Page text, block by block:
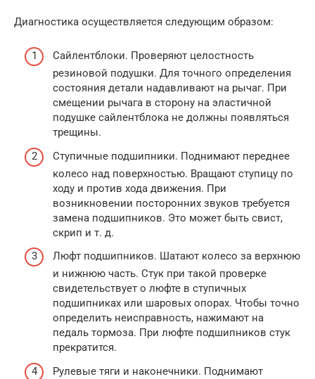
Диагностика осуществляется следующим образом:
Сайлентблоки. Проверяют целостность
резиновой подушки. Для точного определения
состояния детали надавливают на рычаг. При
смещении рычага в сторону на эластичной
подушке сайлентблока не должны появляться
трещины.
Ступичные подшипники. Поднимают переднее
колесо над поверхностью. Вращают ступицу по
ходу и против хода движения. При
возникновении посторонних звуков требуется
замена подшипников. Это может быть свист,
скрип и т. д.
Люфт подшипников. Шатают колесо за верхнюю
и нижнюю часть. Стук при такой проверке
свидетельствует о люфте в ступичных
подшипниках или шаровых опорах. Чтобы точно
определить неисправность, нажимают на
педаль тормоза. При люфте подшипников стук
прекратится.
Рулевые тяги и наконечники. Поднимают